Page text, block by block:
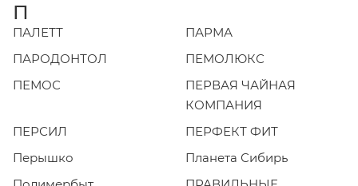
П
ПАЛЕТТ
ПАРМА
ПАРОДОНТОЛ
ПЕМОЛЮКС
ПЕМОС
ПЕРВАЯ ЧАЙНАЯ
КОМПАНИЯ
ПЕРСИЛ
ПЕРФЕКТ ФИТ
Перышко
Планета Сибирь